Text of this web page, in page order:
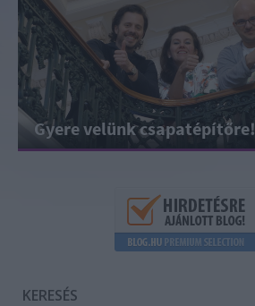
Gyere velünk csapatépítőre!
KERESÉS